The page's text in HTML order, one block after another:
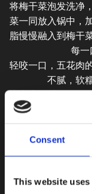
Consent
This website
将梅干菜泡发洗净
菜一同放入锅中，
脂慢慢融入到梅干
每一
轻咬一口，五花肉
不腻，软
福禄酒楼是阿姆斯
业的服务，